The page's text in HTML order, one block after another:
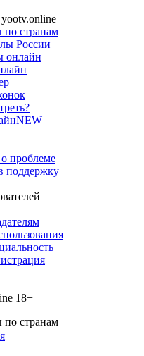
странам
России
онлайн
NEW
проблеме
поддержку
18+
странам